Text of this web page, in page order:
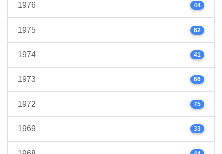
1976 44
1975 62
1974 41
1973 66
1972 75
1969 33